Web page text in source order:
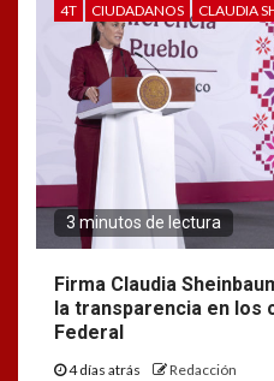
4T CIUDADANOS CLAUDIA
3 minutos de lectura
Firma Claudia
la transparencia en los
Federal
4 días atrás Redacción